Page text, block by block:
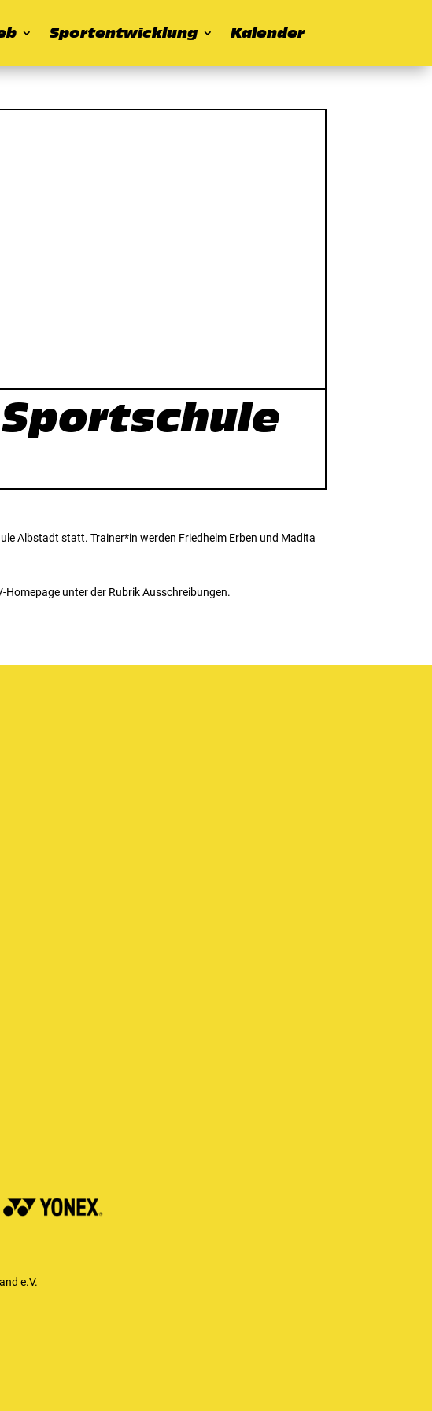
Sportentwicklung Kalender
Sportschule
Albstadt statt. Trainer*in werden Friedhelm Erben und Madita
unter der Rubrik Ausschreibungen.
e.V.